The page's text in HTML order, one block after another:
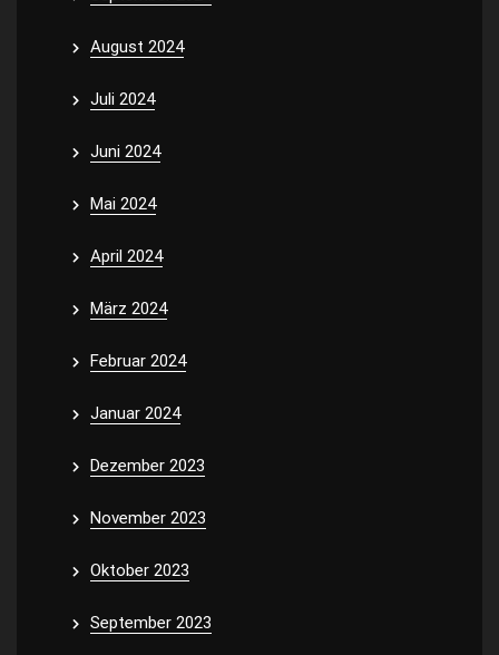
August 2024
Juli 2024
Juni 2024
Mai 2024
April 2024
März 2024
Februar 2024
Januar 2024
Dezember 2023
November 2023
Oktober 2023
September 2023